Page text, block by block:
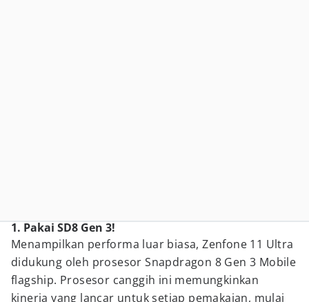
1. Pakai SD8 Gen 3!
Menampilkan performa luar biasa, Zenfone 11 Ultra
didukung oleh prosesor Snapdragon 8 Gen 3 Mobile
flagship. Prosesor canggih ini memungkinkan
kinerja yang lancar untuk setiap pemakaian, mulai